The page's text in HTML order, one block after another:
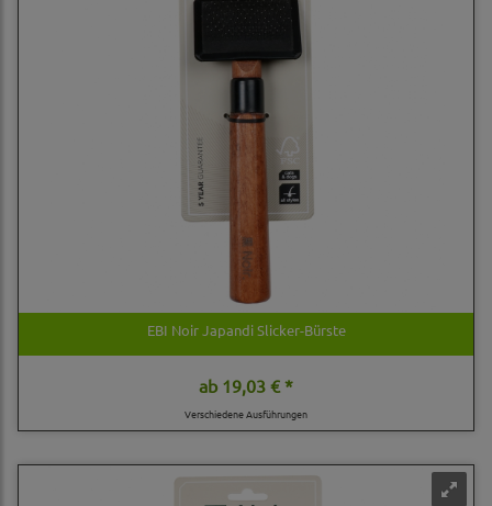
EBI Noir Japandi Slicker-Bürste
ab19,03 € *
Verschiedene Ausführungen